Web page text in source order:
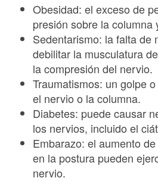
Obesidad: el exceso de
presión sobre la columna
Sedentarismo: la falta de
debilitar la musculatura
la compresión del nervio.
Traumatismos: un golpe
el nervio o la columna.
Diabetes: puede causar
los nervios, incluido el
Embarazo: el aumento
en la postura pueden
nervio.